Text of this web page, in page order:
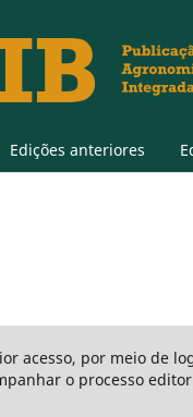
Edições anteriores
acesso, por meio de
o processo